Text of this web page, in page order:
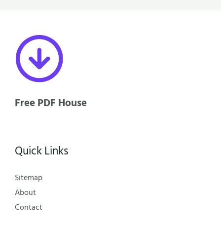
Free PDF House
Quick Links
Sitemap
About
Contact